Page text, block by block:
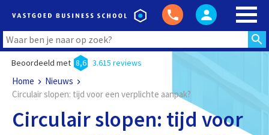
Beoordeeld met 8,6 3.615 reviews
Home
Nieuws
Circulair slopen: tijd voor een verplichte aanpak?
Circulair slopen: tijd voor